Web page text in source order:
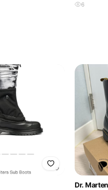
6
Dr.